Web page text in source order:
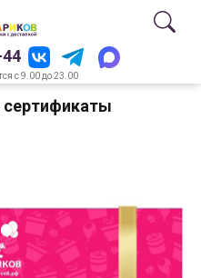
с 9.00 до 23.00